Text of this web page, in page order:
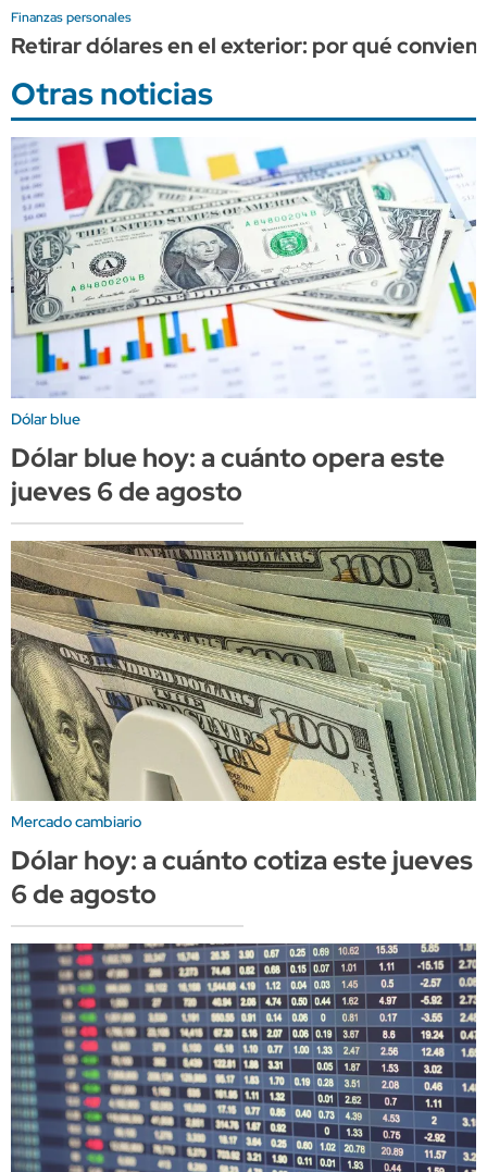
Finanzas personales
Retirar dólares en el exterior: por qué
Otras noticias
Dólar blue
Dólar blue hoy: a cuánto opera este
jueves 6 de agosto
Mercado cambiario
Dólar hoy: a cuánto cotiza este jueves
6 de agosto